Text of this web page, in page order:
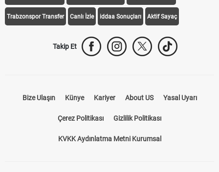
Trabzonspor Transfer Canlı İzle iddaa Sonuçları Aktif Sayaç
Takip Et
Bize Ulaşın Künye Kariyer About US Yasal Uyarı
Çerez Politikası Gizlilik Politikası
KVKK Aydınlatma Metni Kurumsal